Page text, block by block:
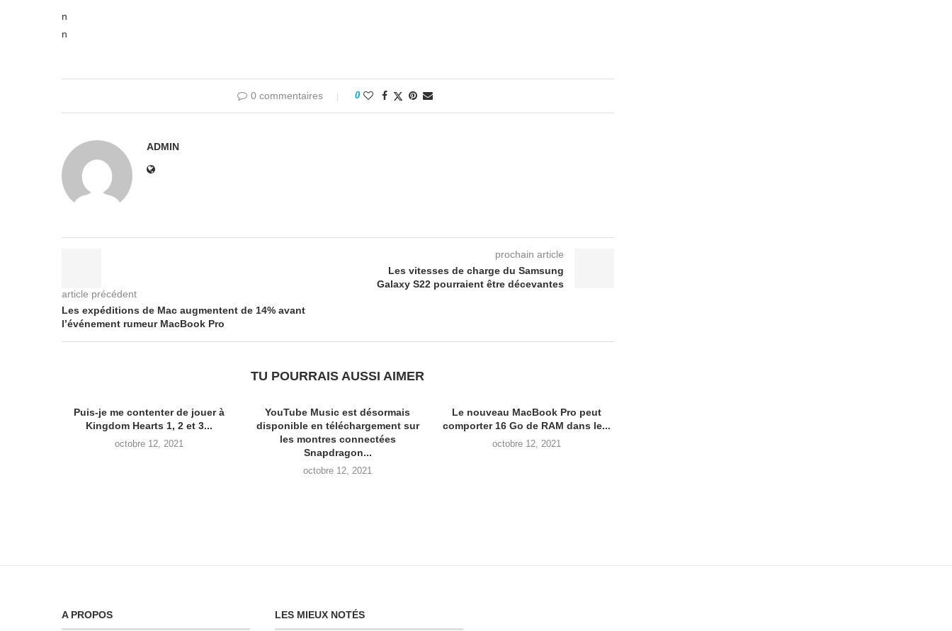
n
n
0 commentaires 0
ADMIN
article précédent
Les expéditions de Mac augmentent de 14% avant
l’événement rumeur MacBook Pro
prochain article
Les vitesses de charge du Samsung
Galaxy S22 pourraient être décevantes
TU POURRAIS AUSSI AIMER
Puis-je me contenter de jouer à
Kingdom Hearts 1, 2 et 3...
octobre 12, 2021
YouTube Music est désormais
disponible en téléchargement sur
les montres connectées
Snapdragon...
octobre 12, 2021
Le nouveau MacBook Pro peut
comporter 16 Go de RAM dans le...
octobre 12, 2021
A PROPOS LES MIEUX NOTÉS